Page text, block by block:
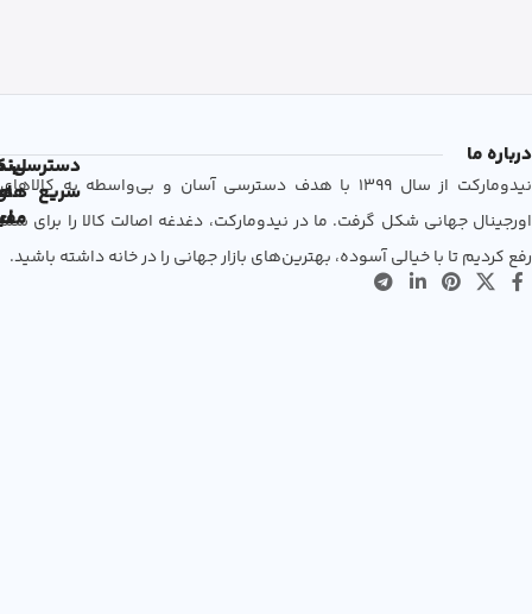
درباره ما
نیدومارکت از سال 1399 با هدف دسترسی آسان و بی‌واسطه به کالاهای
اورجینال جهانی شکل گرفت. ما در نیدومارکت، دغدغه اصالت کالا را برای شما
رفع کردیم تا با خیالی آسوده، بهترین‌های بازار جهانی را در خانه داشته باشید.
دسترسی
سریع